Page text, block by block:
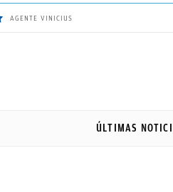
AGENTE VINICIUS
ÚLTIMAS